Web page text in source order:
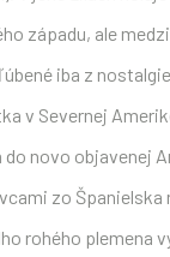
západu, ale
iba z
v Severnej
novo objavenej
zo Španielska
rohého plemena